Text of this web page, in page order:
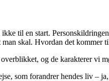
til en start.
man skal. Hvordan det
og de karakterer vi
som forandrer hendes liv –